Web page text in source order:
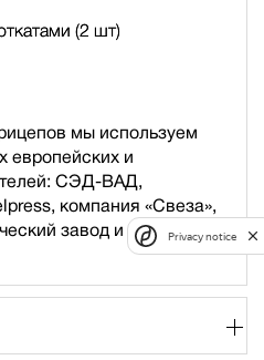
(2 шт)
мы используем
европейских и
СЭД-ВАД,
компания «Свеза»,
завод и др.
Privacy notice